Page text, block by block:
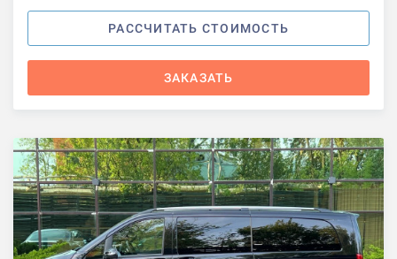
РАССЧИТАТЬ СТОИМОСТЬ
ЗАКАЗАТЬ